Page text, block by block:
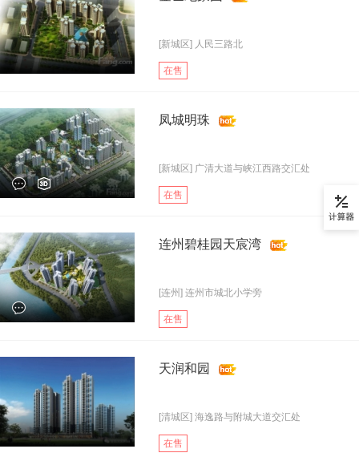
[新城区] 人民三路北
在售
凤城明珠
[新城区] 广清大道与峡江西路交汇处
在售
连州碧桂园天宸湾
[连州] 连州市城北小学旁
在售
天润和园
[清城区] 海逸路与附城大道交汇处
在售